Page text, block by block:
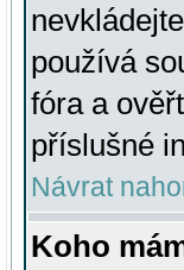
používá
fóra a
příslušné
Návrat
Koho